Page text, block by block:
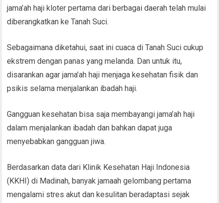
jama’ah haji kloter pertama dari berbagai daerah telah mulai
diberangkatkan ke Tanah Suci.
Sebagaimana diketahui, saat ini cuaca di Tanah Suci cukup
ekstrem dengan panas yang melanda. Dan untuk itu,
disarankan agar jama’ah haji menjaga kesehatan fisik dan
psikis selama menjalankan ibadah haji.
Gangguan kesehatan bisa saja membayangi jama’ah haji
dalam menjalankan ibadah dan bahkan dapat juga
menyebabkan gangguan jiwa.
Berdasarkan data dari Klinik Kesehatan Haji Indonesia
(KKHI) di Madinah, banyak jamaah gelombang pertama
mengalami stres akut dan kesulitan beradaptasi sejak